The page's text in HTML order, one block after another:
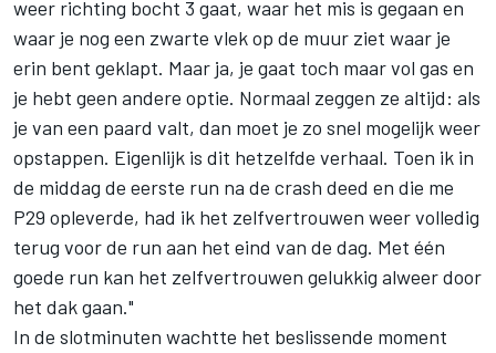
weer richting bocht 3 gaat, waar het mis is gegaan en
waar je nog een zwarte vlek op de muur ziet waar je
erin bent geklapt. Maar ja, je gaat toch maar vol gas en
je hebt geen andere optie. Normaal zeggen ze altijd: als
je van een paard valt, dan moet je zo snel mogelijk weer
opstappen. Eigenlijk is dit hetzelfde verhaal. Toen ik in
de middag de eerste run na de crash deed en die me
P29 opleverde, had ik het zelfvertrouwen weer volledig
terug voor de run aan het eind van de dag. Met één
goede run kan het zelfvertrouwen gelukkig alweer door
het dak gaan."
In de slotminuten wachtte het beslissende moment